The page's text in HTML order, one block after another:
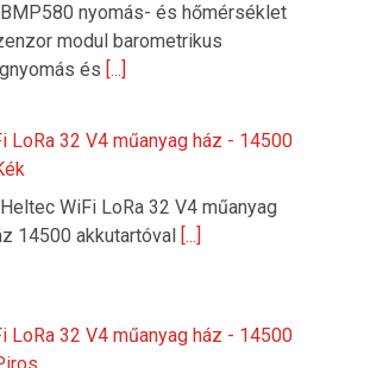
nyomás- és hőmérséklet
modul barometrikus
és [...]
LoRa 32 V4 műanyag ház - 14500
WiFi LoRa 32 V4 műanyag
14500 akkutartóval
[...]
LoRa 32 V4 műanyag ház - 14500